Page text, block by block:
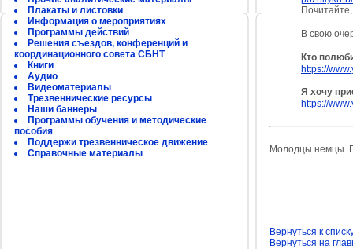
Плакаты и листовки
Информация о мероприятиях
Программы действий
Решения съездов, конференций и
координационного совета СБНТ
Книги
Аудио
Видеоматериалы
Трезвеннические ресурсы
Наши баннеры
Программы обучения и методические
пособия
Поддержи трезвенническое движение
Справочные материалы
В свою
Кто
https://
Я хочу
https://
Молодцы немцы.
Вернуться к
Вернуться на